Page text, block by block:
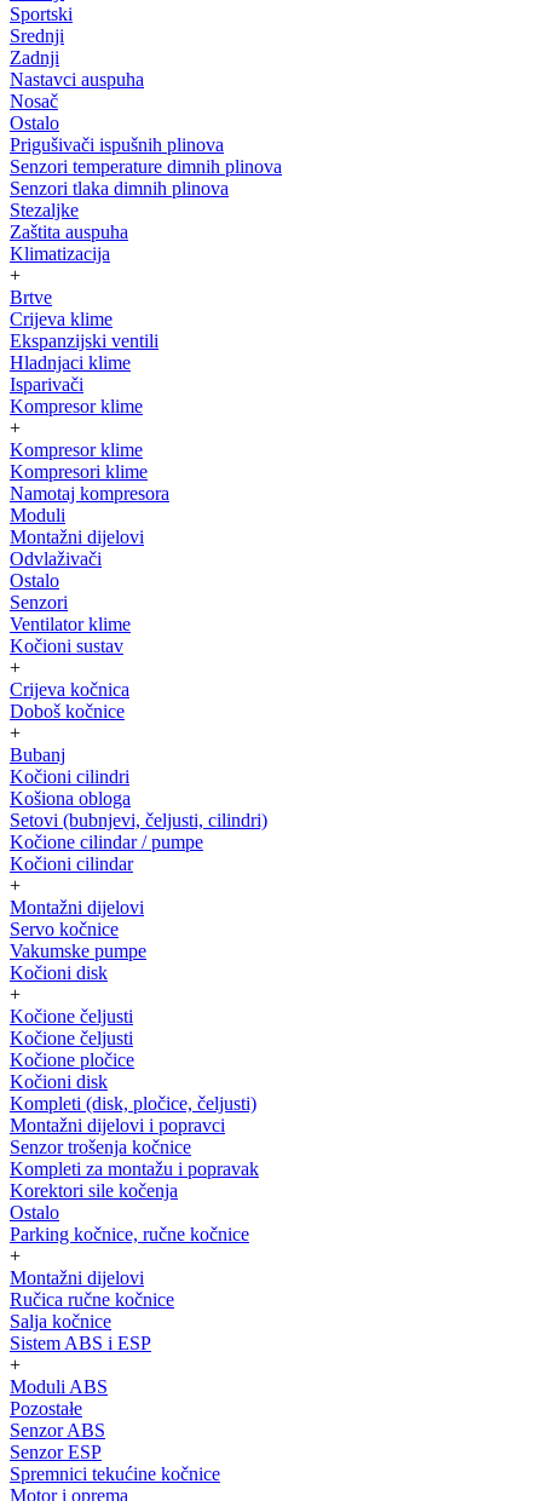
Sportski
Srednji
Zadnji
Nastavci auspuha
Nosač
Ostalo
Prigušivači ispušnih plinova
Senzori temperature dimnih plinova
Senzori tlaka dimnih plinova
Stezaljke
Zaštita auspuha
Klimatizacija
+
Brtve
Crijeva klime
Ekspanzijski ventili
Hladnjaci klime
Isparivači
Kompresor klime
+
Kompresor klime
Kompresori klime
Namotaj kompresora
Moduli
Montažni dijelovi
Odvlaživači
Ostalo
Senzori
Ventilator klime
Kočioni sustav
+
Crijeva kočnica
Doboš kočnice
+
Bubanj
Kočioni cilindri
Košiona obloga
Setovi (bubnjevi, čeljusti, cilindri)
Kočione cilindar / pumpe
Kočioni cilindar
+
Montažni dijelovi
Servo kočnice
Vakumske pumpe
Kočioni disk
+
Kočione čeljusti
Kočione čeljusti
Kočione pločice
Kočioni disk
Kompleti (disk, pločice, čeljusti)
Montažni dijelovi i popravci
Senzor trošenja kočnice
Kompleti za montažu i popravak
Korektori sile kočenja
Ostalo
Parking kočnice, ručne kočnice
+
Montažni dijelovi
Ručica ručne kočnice
Salja kočnice
Sistem ABS i ESP
+
Moduli ABS
Pozostałe
Senzor ABS
Senzor ESP
Spremnici tekućine kočnice
Motor i oprema